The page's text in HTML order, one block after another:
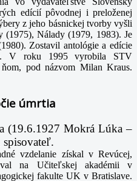
edícií pôvodnej i preloženej
z jeho básnickej tvorby vyšli
Nálady (1979, 1983). Je
Zostavil antológie a edície
V roku 1995 vyrobila STV
pod názvom Milan Kraus.
úmrtia
(19.6.1927 Mokrá Lúka –
vzdelanie získal v Revúcej,
na Učiteľskej akadémii v
fakulte UK v Bratislave.